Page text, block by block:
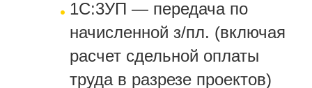
1С:3УП — передача по
начисленной з/пл. (включая
расчет сдельной оплаты
труда в разрезе проектов)